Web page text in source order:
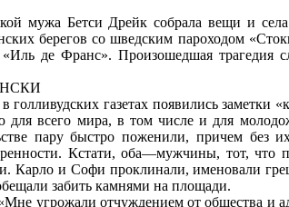
мужа Бетси Дрейк собрала вещи и
берегов со шведским пароходом
«Иль де Франс». Произошедшая
в голливудских газетах появились
для всего мира, в том числе и для
пару быстро поженили, причем
Кстати, оба—мужчины, тот, что
Карло и Софи проклинали, именовали
забить камнями на площади.
угрожали отчуждением от общества и